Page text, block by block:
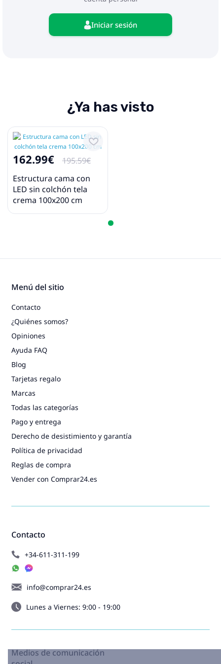
Iniciar sesión
¿Ya has visto
162.99€
195.59€
Estructura cama con
LED sin colchón tela
crema 100x200 cm
Contacto
+34-611-311-199
info@comprar24.es
Lunes a Viernes: 9:00 - 19:00
Menú del sitio
Contacto
¿Quiénes somos?
Opiniones
Ayuda FAQ
Blog
Tarjetas regalo
Marcas
Todas las categorías
Pago y entrega
Derecho de desistimiento y garantía
Política de privacidad
Reglas de compra
Vender con Comprar24.es
Medios de comunicación